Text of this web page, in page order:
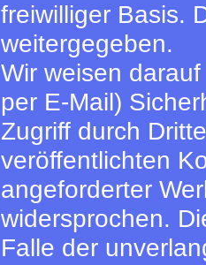
freiwilliger Basis.
weitergegeben.
Wir weisen
per E-Mail)
Zugriff durch
veröffentlichten
angeforderter
widersprochen.
Falle der